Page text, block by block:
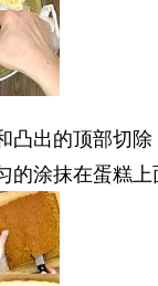
凸出的顶部切
的涂抹在蛋糕上